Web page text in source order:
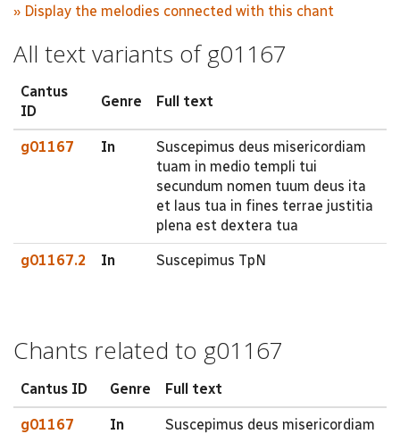
» Display the melodies connected with this chant
All text variants of g01167
Cantus
ID
Genre Full text
g01167 In
Suscepimus deus misericordiam
tuam in medio templi tui
secundum nomen tuum deus ita
et laus tua in fines terrae justitia
plena est dextera tua
g01167.2 In Suscepimus TpN
Chants related to g01167
Cantus ID Genre Full text
g01167 In
Suscepimus deus misericordiam